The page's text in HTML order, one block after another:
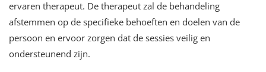
ervaren therapeut. De therapeut zal de behandeling
afstemmen op de specifieke behoeften en doelen van de
persoon en ervoor zorgen dat de sessies veilig en
ondersteunend zijn.